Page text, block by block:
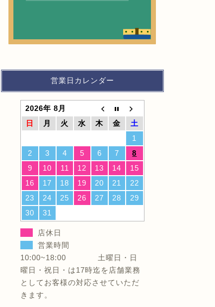
【マルヒロ】夏の営業スケジュール
2026年6月28日
復旧済【重要】昨夜の雷雨による電
話回線不具合および不通のお知らせ
営業日カレンダー
2026年 8月
日
月 火 水 木 金
土
1
2
3 4 5 6 7
8
9
10 11 12 13 14
15
16
17 18 19 20 21
22
23
24 25 26 27 28
29
30
31
店休日
営業時間
10:00~18:00 土曜日・日
曜日・祝日・は17時迄を店舗業務
としてお客様の対応させていただ
きます。